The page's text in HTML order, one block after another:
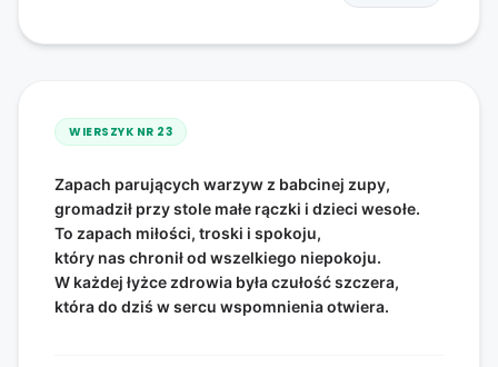
WIERSZYK NR 23
Zapach parujących warzyw z babcinej zupy,
gromadził przy stole małe rączki i dzieci wesołe.
To zapach miłości, troski i spokoju,
który nas chronił od wszelkiego niepokoju.
W każdej łyżce zdrowia była czułość szczera,
która do dziś w sercu wspomnienia otwiera.